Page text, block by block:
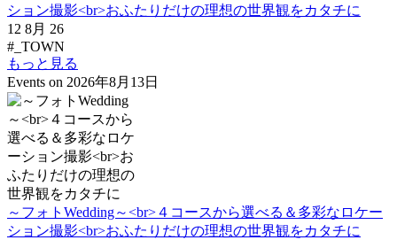
ション撮影<br>おふたりだけの理想の世界観をカタチに
12 8月 26
#_TOWN
もっと見る
Events on 2026年8月13日
～フォトWedding～<br>４コースから選べる＆多彩なロケー
ション撮影<br>おふたりだけの理想の世界観をカタチに